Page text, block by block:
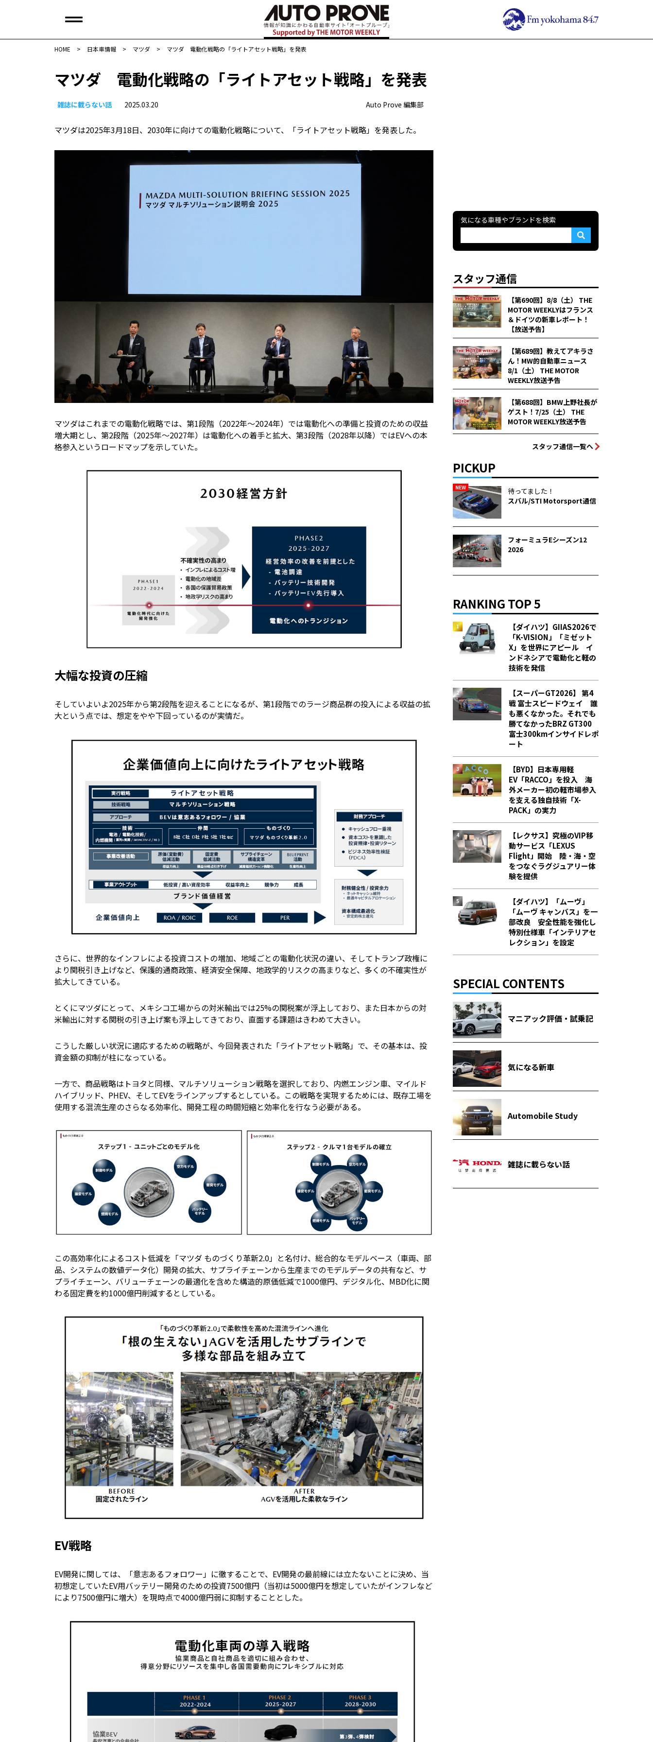
HOME > 日本車情報​ > マツダ > マツダ 電動化戦略の「ライトアセット戦略」を発表
マツダ 電動化戦略の「ライトアセット戦略」を発表
雑誌に載らない話 2025.03.20 Auto Prove 編集部
マツダは2025年3月18日、2030年に向けての電動化戦略について、「ライトアセット戦略」を発表した。
マツダはこれまでの電動化戦略では、第1段階（2022年～2024年）では電動化への準備と投資のための収益
増大期とし、第2段階（2025年～2027年）は電動化への着手と拡大、第3段階（2028年以降）ではEVへの本
格参入というロードマップを示していた。
大幅な投資の圧縮
そしていよいよ2025年から第2段階を迎えることになるが、第1段階でのラージ商品群の投入による収益の拡
大という点では、想定をやや下回っているのが実情だ。
さらに、世界的なインフレによる投資コストの増加、地域ごとの電動化状況の違い、そしてトランプ政権に
より関税引き上げなど、保護的通商政策、経済安全保障、地政学的リスクの高まりなど、多くの不確実性が
拡大してきている。
とくにマツダにとって、メキシコ工場からの対米輸出では25%の関税案が浮上しており、また日本からの対
米輸出に対する関税の引き上げ案も浮上してきており、直面する課題はきわめて大きい。
こうした厳しい状況に適応するための戦略が、今回発表された「ライトアセット戦略」で、その基本は、投
資金額の抑制が柱になっている。
一方で、商品戦略はトヨタと同様、マルチソリューション戦略を選択しており、内燃エンジン車、マイルド
ハイブリッド、PHEV、そしてEVをラインアップするとしている。この戦略を実現するためには、既存工場を
使用する混流生産のさらなる効率化、開発工程の時間短縮と効率化を行なう必要がある。
この高効率化によるコスト低減を「マツダ ものづくり革新2.0」と名付け、総合的なモデルベース（車両、部
品、システムの数値データ化）開発の拡大、サプライチェーンから生産までのモデルデータの共有など、サ
プライチェーン、バリューチェーンの最適化を含めた構造的原価低減で1000億円、デジタル化、MBD化に関
わる固定費を約1000億円削減するとしている。
EV戦略
EV開発に関しては、「意志あるフォロワー」に徹することで、EV開発の最前線には立たないことに決め、当
初想定していたEV用バッテリー開発のための投資7500億円（当初は5000億円を想定していたがインフレなど
により7500億円に増大）を現時点で4000億円弱に抑制することとした。
気になる車種やブランドを検索
スタッフ通信
【第690回】8/8（土） THE
MOTOR WEEKLYはフランス
＆ドイツの新車レポート！
【放送予告】
【第689回】教えてアキラさ
ん！MW的自動車ニュース
8/1（土） THE MOTOR
WEEKLY放送予告
【第688回】BMW上野社長が
ゲスト！7/25（土） THE
MOTOR WEEKLY放送予告
スタッフ通信一覧へ
PICKUP
NEW
待ってました！
スバル/STI Motorsport通信
フォーミュラEシーズン12
2026
RANKING TOP 5
【ダイハツ】GIIAS2026で
「K-VISION」「ミゼット
X」を世界にアピール イ
ンドネシアで電動化と軽の
技術を発信
【スーパーGT2026】 第4
戦 富士スピードウェイ 誰
も悪くなかった。それでも
勝てなかった――BRZ GT300
富士300kmインサイドレポ
ート
【BYD】日本専用軽
EV「RACCO」を投入 海
外メーカー初の軽市場参入
を支える独自技術「X-
PACK」の実力
【レクサス】究極のVIP移
動サービス「LEXUS
Flight」開始 陸・海・空
をつなぐラグジュアリー体
験を提供
【ダイハツ】「ムーヴ」
「ムーヴ キャンバス」を一
部改良 安全性能を強化し
特別仕様車「インテリアセ
レクション」を設定
SPECIAL CONTENTS
マニアック評価・試乗記
気になる新車
Automobile Study
雑誌に載らない話